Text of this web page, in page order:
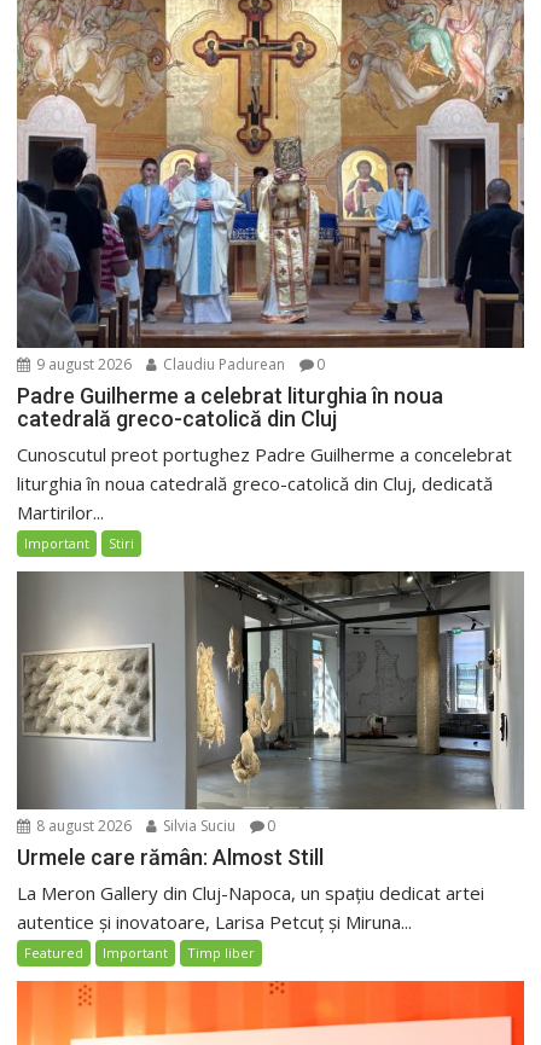
9 august 2026 Claudiu Padurean 0
Padre Guilherme a celebrat liturghia în noua
catedrală greco-catolică din Cluj
Cunoscutul preot portughez Padre Guilherme a concelebrat
liturghia în noua catedrală greco-catolică din Cluj, dedicată
Martirilor...
Important Stiri
8 august 2026 Silvia Suciu 0
Urmele care rămân: Almost Still
La Meron Gallery din Cluj-Napoca, un spațiu dedicat artei
autentice și inovatoare, Larisa Petcuț și Miruna...
Featured Important Timp liber